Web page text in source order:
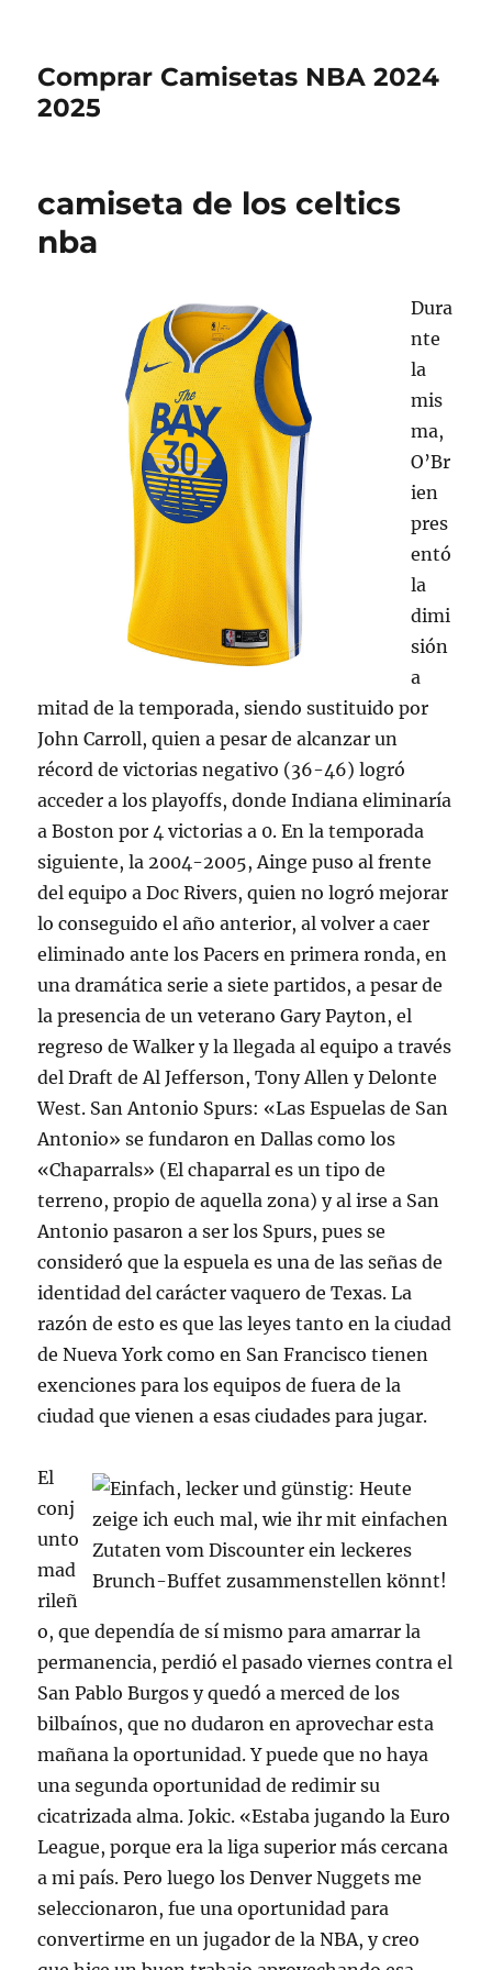
Comprar Camisetas NBA 2024
2025
camiseta de los celtics
nba
Dura
nte
la
mis
ma,
O’Br
ien
pres
entó
la
dimi
sión
a
mitad de la temporada, siendo sustituido por
John Carroll, quien a pesar de alcanzar un
récord de victorias negativo (36-46) logró
acceder a los playoffs, donde Indiana eliminaría
a Boston por 4 victorias a 0. En la temporada
siguiente, la 2004-2005, Ainge puso al frente
del equipo a Doc Rivers, quien no logró mejorar
lo conseguido el año anterior, al volver a caer
eliminado ante los Pacers en primera ronda, en
una dramática serie a siete partidos, a pesar de
la presencia de un veterano Gary Payton, el
regreso de Walker y la llegada al equipo a través
del Draft de Al Jefferson, Tony Allen y Delonte
West. San Antonio Spurs: «Las Espuelas de San
Antonio» se fundaron en Dallas como los
«Chaparrals» (El chaparral es un tipo de
terreno, propio de aquella zona) y al irse a San
Antonio pasaron a ser los Spurs, pues se
consideró que la espuela es una de las señas de
identidad del carácter vaquero de Texas. La
razón de esto es que las leyes tanto en la ciudad
de Nueva York como en San Francisco tienen
exenciones para los equipos de fuera de la
ciudad que vienen a esas ciudades para jugar.
El
conj
unto
mad
rileñ
o, que dependía de sí mismo para amarrar la
permanencia, perdió el pasado viernes contra el
San Pablo Burgos y quedó a merced de los
bilbaínos, que no dudaron en aprovechar esta
mañana la oportunidad. Y puede que no haya
una segunda oportunidad de redimir su
cicatrizada alma. Jokic. «Estaba jugando la Euro
League, porque era la liga superior más cercana
a mi país. Pero luego los Denver Nuggets me
seleccionaron, fue una oportunidad para
convertirme en un jugador de la NBA, y creo